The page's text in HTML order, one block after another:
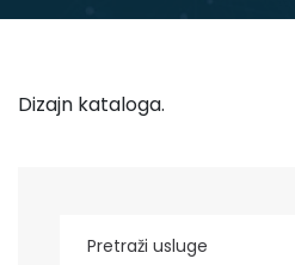
Dizajn kataloga.